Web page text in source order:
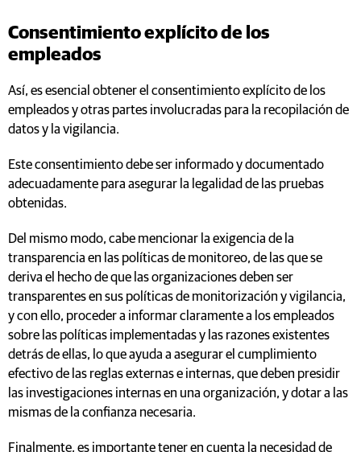
Consentimiento explícito de los
empleados
Así, es esencial obtener el consentimiento explícito de los
empleados y otras partes involucradas para la recopilación de
datos y la vigilancia.
Este consentimiento debe ser informado y documentado
adecuadamente para asegurar la legalidad de las pruebas
obtenidas.
Del mismo modo, cabe mencionar la exigencia de la
transparencia en las políticas de monitoreo, de las que se
deriva el hecho de que las organizaciones deben ser
transparentes en sus políticas de monitorización y vigilancia,
y con ello, proceder a informar claramente a los empleados
sobre las políticas implementadas y las razones existentes
detrás de ellas, lo que ayuda a asegurar el cumplimiento
efectivo de las reglas externas e internas, que deben presidir
las investigaciones internas en una organización, y dotar a las
mismas de la confianza necesaria.
Finalmente, es importante tener en cuenta la necesidad de